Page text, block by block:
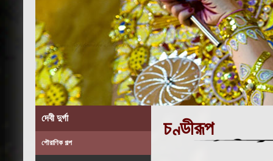
দেবী দুর্গা
পৌরাণিক গল্প
চণ্ডীরূপ